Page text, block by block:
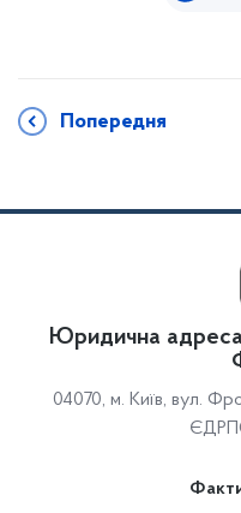
Попередня
Юридична
04070, м. Київ, вул.